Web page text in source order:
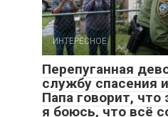
ИНТЕРЕСНОЕ
Перепуганная
службу спасения
Папа говорит,
я боюсь, что всё